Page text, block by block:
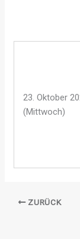
23. Oktober
(Mittwoch)
ZURÜCK